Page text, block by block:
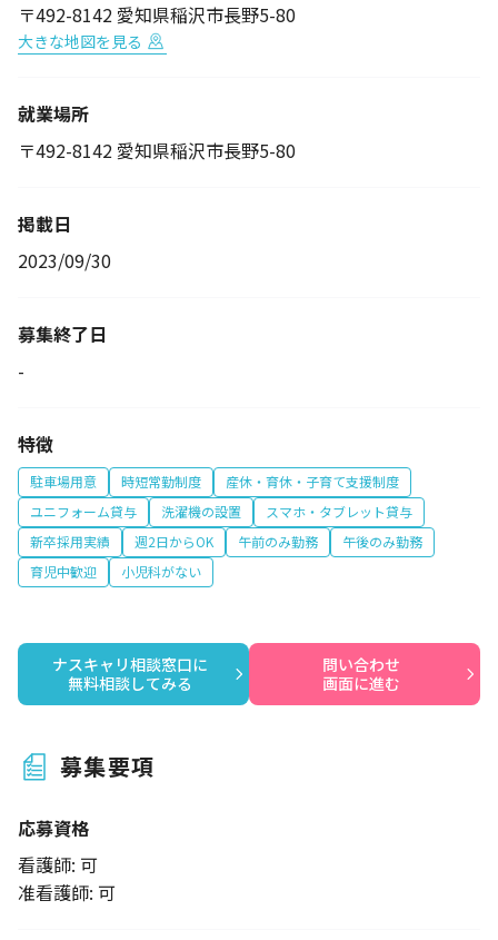
〒492-8142 愛知県稲沢市長野5-80
大きな地図を見る
就業場所
〒492-8142 愛知県稲沢市長野5-80
掲載日
2023/09/30
募集終了日
-
特徴
駐車場用意 時短常勤制度
産休・育休・子育て支援制度
ユニフォーム貸与
洗濯機の設置
スマホ・タブレット貸与
新卒採用実績
週2日からOK 午前のみ勤務
午後のみ勤務
育児中歓迎
小児科がない
ナスキャリ相談窓口に
無料相談してみる
問い合わせ
画面に進む
募集要項
応募資格
看護師: 可
准看護師: 可